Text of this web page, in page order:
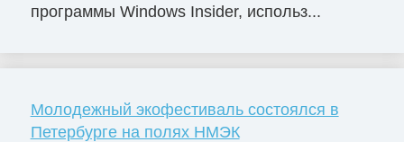
программы Windows Insider, использ...
Молодежный экофестиваль состоялся в
Петербурге на полях НМЭК